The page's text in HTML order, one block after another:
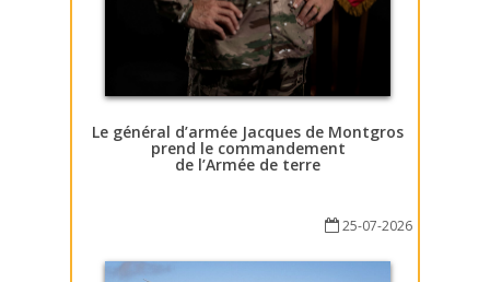
Le général d’armée Jacques de Montgros
prend le commandement
de l’Armée de terre
25-07-2026